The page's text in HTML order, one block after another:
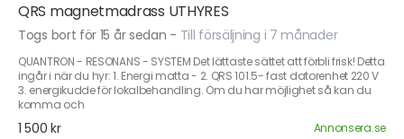
QRS magnetmadrass UTHYRES
Togs bort för 15 år sedan - Till försäljning i 7 månader
QUANTRON - RESONANS - SYSTEM Det lättaste sättet att förbli frisk! Detta
ingår i när du hyr: 1. Energi matta - 2. QRS 101.5- fast datorenhet 220 V
3. energikudde för lokalbehandling. Om du har möjlighet så kan du
komma och
1 500 kr Annonsera.se